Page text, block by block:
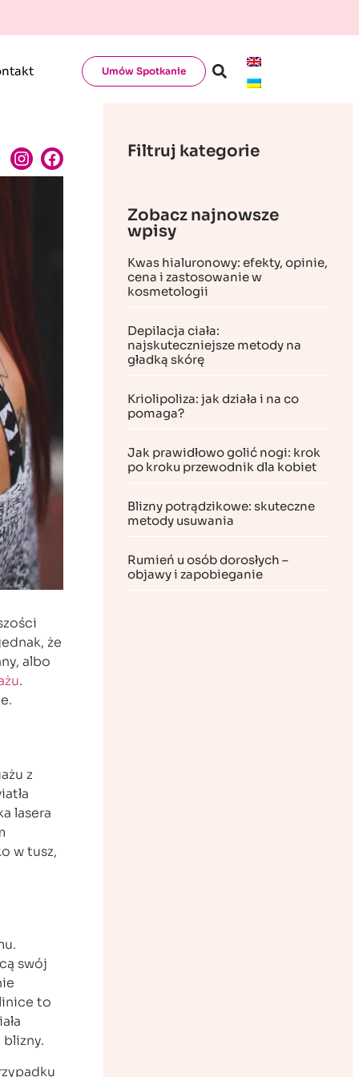
Umów Spotkanie
że
albo
.
z
lasera
w tusz,
swój
to
Filtruj kategorie
Zobacz najnowsze
wpisy
Kwas hialuronowy: efekty, opinie,
cena i zastosowanie w
kosmetologii
Depilacja ciała:
najskuteczniejsze metody na
gładką skórę
Kriolipoliza: jak działa i na co
pomaga?
Jak prawidłowo golić nogi: krok
po kroku przewodnik dla kobiet
Blizny potrądzikowe: skuteczne
metody usuwania
Rumień u osób dorosłych –
objawy i zapobieganie